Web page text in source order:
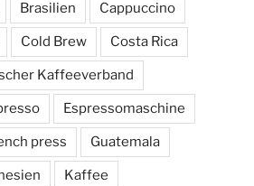
Brasilien Cappuccino
Cold Brew Costa Rica
Kaffeeverband
Espressomaschine
press Guatemala
Kaffee